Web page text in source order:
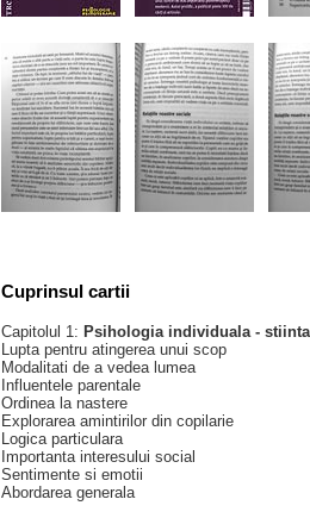
Cuprinsul cartii
Capitolul 1: Psihologia individuala -
Lupta pentru atingerea unui scop
Modalitati de a vedea lumea
Influentele parentale
Ordinea la nastere
Explorarea amintirilor din copilarie
Logica particulara
Importanta interesului social
Sentimente si emotii
Abordarea generala